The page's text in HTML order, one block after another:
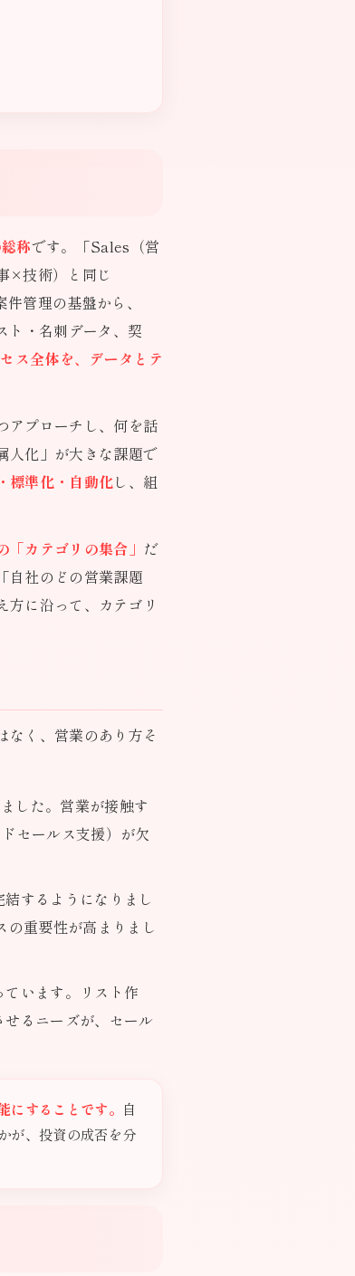
称です。「Sales（営
×技術）と同じ
管理の基盤から、
ト・名刺データ、契
ス全体を、データとテ
アプローチし、何を話
人化」が大きな課題で
標準化・自動化し、組
カテゴリの集合」 だ
自社のどの営業課題
方に沿って、カテゴリ
なく、営業のあり方そ
した。営業が接触す
セールス支援）が欠
するようになりまし
重要性が高まりまし
います。リスト作
るニーズが、セール
することです。 自
が、投資の成否を分